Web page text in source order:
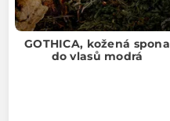
GOTHICA, kožená spona
do vlasů modrá